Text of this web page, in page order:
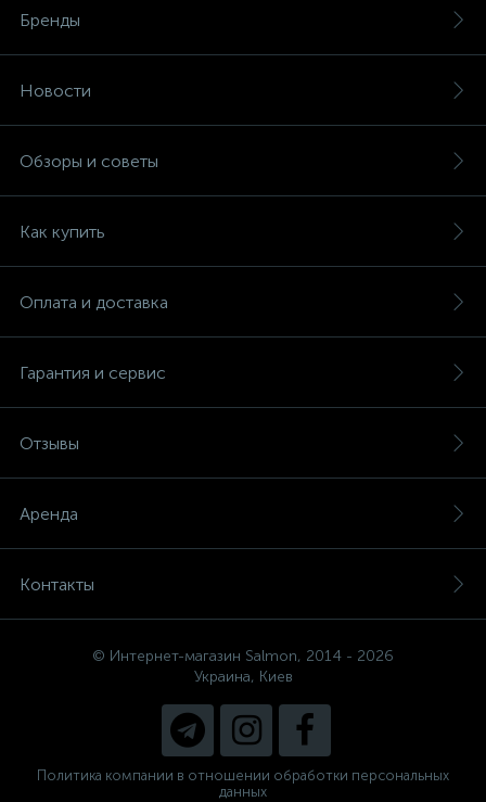
Бренды
Новости
Обзоры и советы
Как купить
Оплата и доставка
Гарантия и сервис
Отзывы
Аренда
Контакты
© Интернет-магазин Salmon, 2014 - 2026
Украина, Киев
Политика компании в отношении обработки персональных
данных